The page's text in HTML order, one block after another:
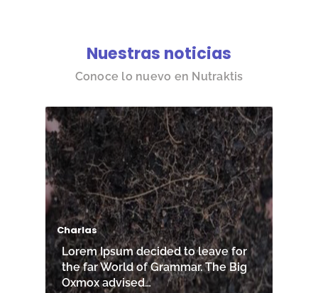
Nuestras noticias
Conoce lo nuevo en Nutraktis
Charlas
Lorem Ipsum decided to leave for
the far World of Grammar. The Big
Oxmox advised…